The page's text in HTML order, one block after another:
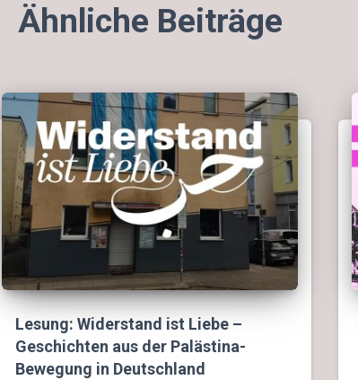
Ähnliche Beiträge
Lesung: Widerstand ist Liebe –
Geschichten aus der Palästina-
Bewegung in Deutschland